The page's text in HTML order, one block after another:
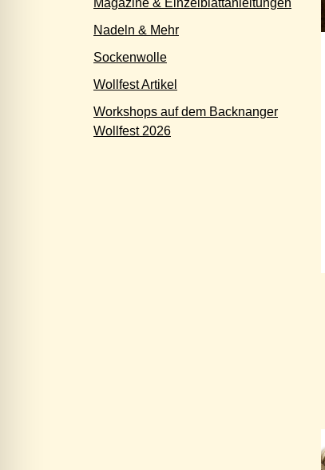
Magazine & Einzelblattanleitungen
Nadeln & Mehr
Sockenwolle
Wollfest Artikel
Workshops auf dem Backnanger
Wollfest 2026